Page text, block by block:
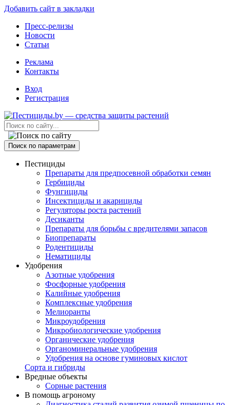
Добавить сайт в закладки
Пресс-релизы
Новости
Статьи
Реклама
Контакты
Вход
Регистрация
Поиск по параметрам
Пестициды
Препараты для предпосевной обработки семян
Гербициды
Фунгициды
Инсектициды и акарициды
Регуляторы роста растений
Десиканты
Препараты для борьбы с вредителями запасов
Биопрепараты
Родентициды
Нематициды
Удобрения
Азотные удобрения
Фосфорные удобрения
Калийные удобрения
Комплексные удобрения
Мелиоранты
Микроудобрения
Микробиологические удобрения
Органические удобрения
Органоминеральные удобрения
Удобрения на основе гуминовых кислот
Сорта и гибриды
Вредные объекты
Сорные растения
В помощь агроному